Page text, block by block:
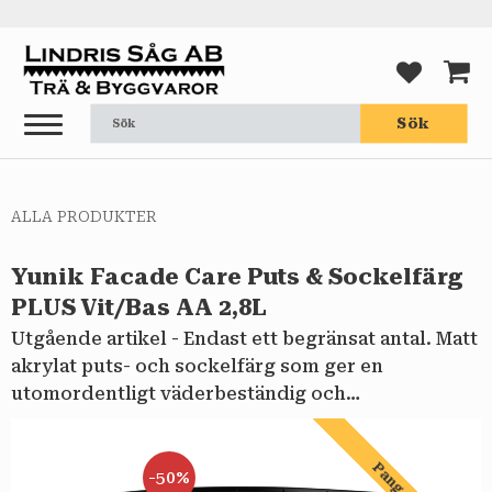
Meny
Sök
ALLA PRODUKTER
Yunik Facade Care Puts & Sockelfärg
PLUS Vit/Bas AA 2,8L
​​Utgående artikel - Endast ett begränsat antal. Matt
akrylat puts- och sockelfärg som ger en
utomordentligt väderbeständig och
50%